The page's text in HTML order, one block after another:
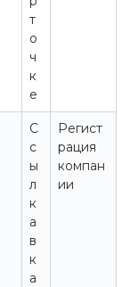
т
о
ч
к
е
С
с
ы
л
к
а
в
к
а
Регист
рация
компан
ии